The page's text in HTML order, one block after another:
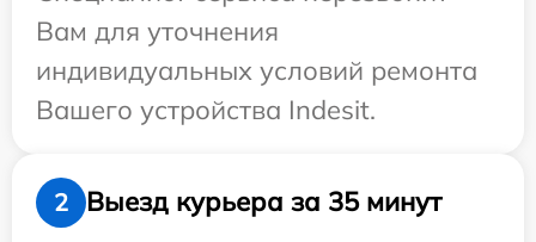
Вам для уточнения
индивидуальных условий ремонта
Вашего устройства Indesit.
2
Выезд курьера за 35 минут